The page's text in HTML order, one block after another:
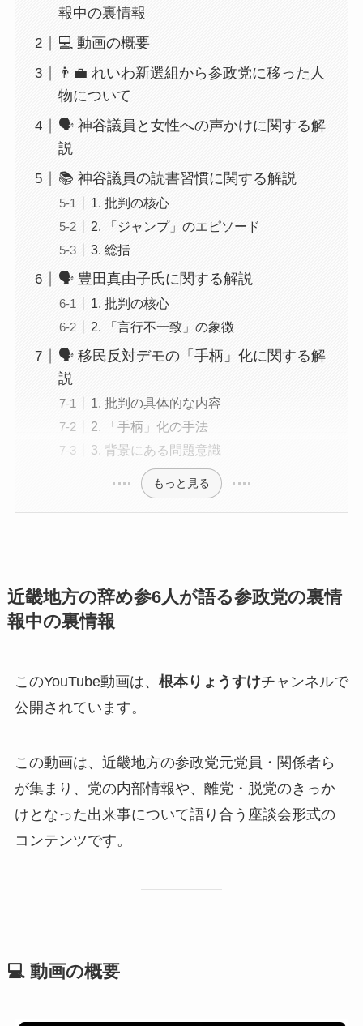
報中の裏情報
💻 動画の概要
👨‍💼 れいわ新選組から参政党に移った人
物について
🗣️ 神谷議員と女性への声かけに関する解
説
📚 神谷議員の読書習慣に関する解説
1. 批判の核心
2. 「ジャンプ」のエピソード
3. 総括
🗣️ 豊田真由子氏に関する解説
1. 批判の核心
2. 「言行不一致」の象徴
🗣️ 移民反対デモの「手柄」化に関する解
説
1. 批判の具体的な内容
2. 「手柄」化の手法
3. 背景にある問題意識
もっと見る
近畿地方の辞め参6人が語る参政党の裏情
報中の裏情報
このYouTube動画は、 根本りょうすけチャンネルで
公開されています。
この動画は、近畿地方の参政党元党員・関係者ら
が集まり、党の内部情報や、離党・脱党のきっか
けとなった出来事について語り合う座談会形式の
コンテンツです。
💻 動画の概要